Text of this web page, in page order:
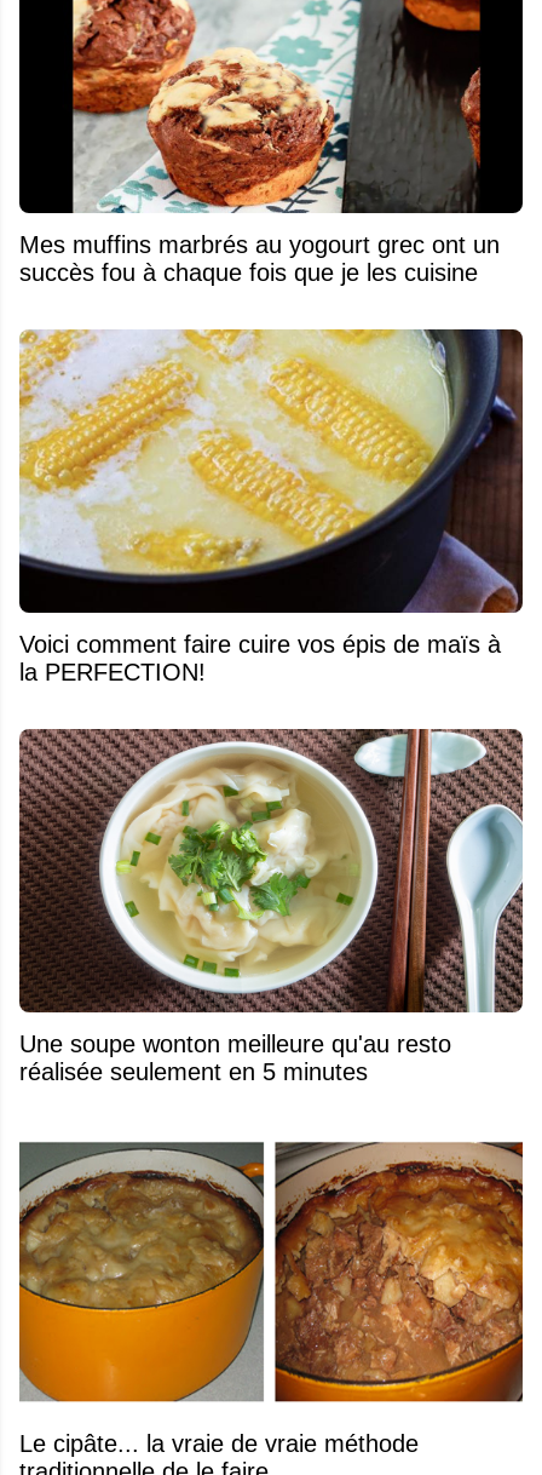
Mes muffins marbrés au yogourt grec ont un
succès fou à chaque fois que je les cuisine
Voici comment faire cuire vos épis de maïs à
la PERFECTION!
Une soupe wonton meilleure qu'au resto
réalisée seulement en 5 minutes
Le cipâte... la vraie de vraie méthode